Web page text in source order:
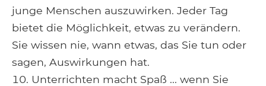
junge Menschen auszuwirken. Jeder Tag
bietet die Möglichkeit, etwas zu verändern.
Sie wissen nie, wann etwas, das Sie tun oder
sagen, Auswirkungen hat.
Unterrichten macht Spaß ... wenn Sie